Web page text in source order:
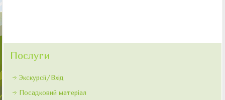
Послуги
Экскурсії/Вхід
Посадковий матеріал